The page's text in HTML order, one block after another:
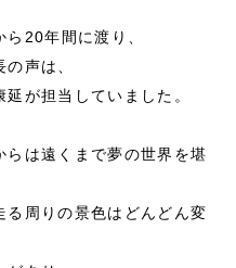
20年間に渡り、
声は、
延が担当していました。
らは遠くまで夢の世界を堪
る周りの景色はどんどん変